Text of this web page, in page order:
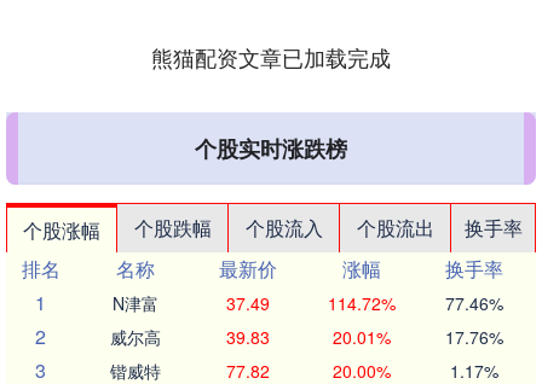
熊猫配资文章已加载完成
个股实时涨跌榜
个股涨幅 个股跌幅 个股流入 个股流出
换手率
排名
名称 最新价 涨幅
换手率
1
N津富 37.49 114.72% 77.46%
2 威尔高 39.83 20.01% 17.76%
3 锴威特 77.82 20.00% 1.17%